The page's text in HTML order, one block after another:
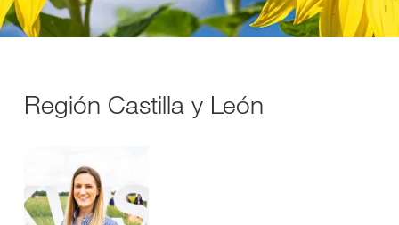
Región Castilla y León